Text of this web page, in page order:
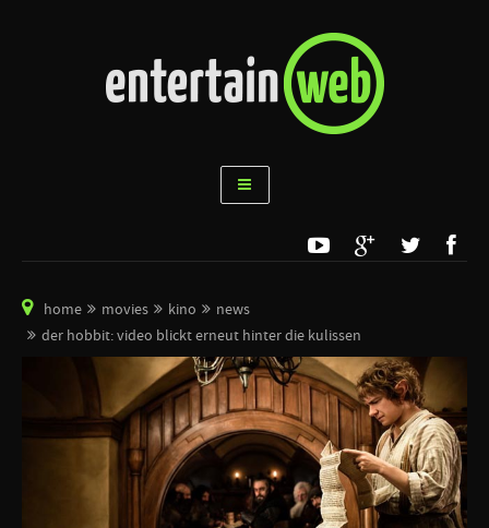
home movies kino
news
der hobbit: video blickt erneut hinter die kulissen